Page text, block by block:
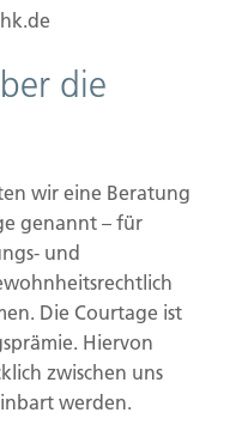
und Zweck
Recht, die
dieser Daten
Ihnen ein
die
wir eine Beratung
genannt – für
und
Die Courtage ist
Hiervon
zwischen uns
werden.